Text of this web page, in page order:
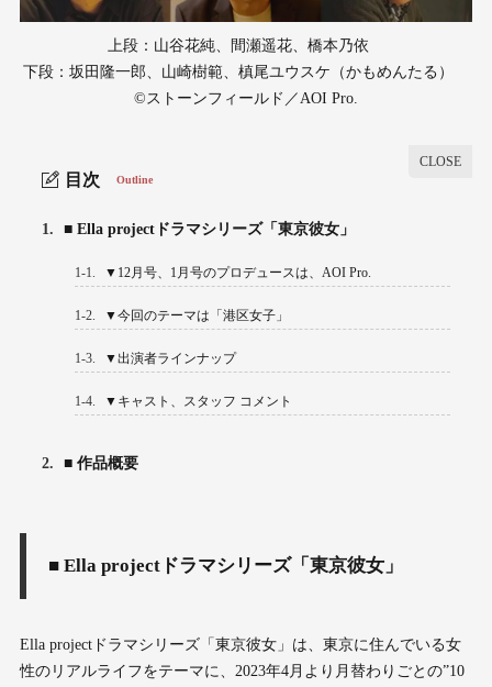
上段：山谷花純、間瀬遥花、橋本乃依
下段：坂田隆一郎、山崎樹範、槙尾ユウスケ（かもめんたる）
©ストーンフィールド／AOI Pro.
目次 Outline
1. ■ Ella projectドラマシリーズ「東京彼女」
1-1. ▼12月号、1月号のプロデュースは、AOI Pro.
1-2. ▼今回のテーマは「港区女子」
1-3. ▼出演者ラインナップ
1-4. ▼キャスト、スタッフ コメント
2. ■ 作品概要
■ Ella projectドラマシリーズ「東京彼女」
Ella projectドラマシリーズ「東京彼女」は、東京に住んでいる女
性のリアルライフをテーマに、2023年4月より月替わりごとの”10